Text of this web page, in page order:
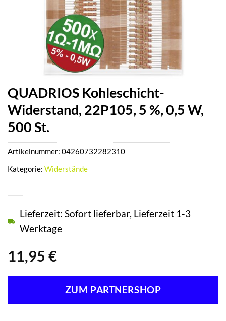
QUADRIOS Kohleschicht-
Widerstand, 22P105, 5 %, 0,5 W,
500 St.
11,95 €
Lieferzeit: Sofort lieferbar, Lieferzeit 1-3
Werktage
ZUM PARTNERSHOP
Artikelnummer: 04260732282310
Kategorie: Widerstände